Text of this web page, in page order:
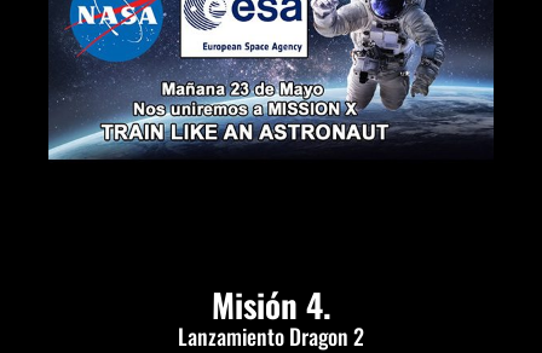
Misión 4.
Lanzamiento Dragon 2